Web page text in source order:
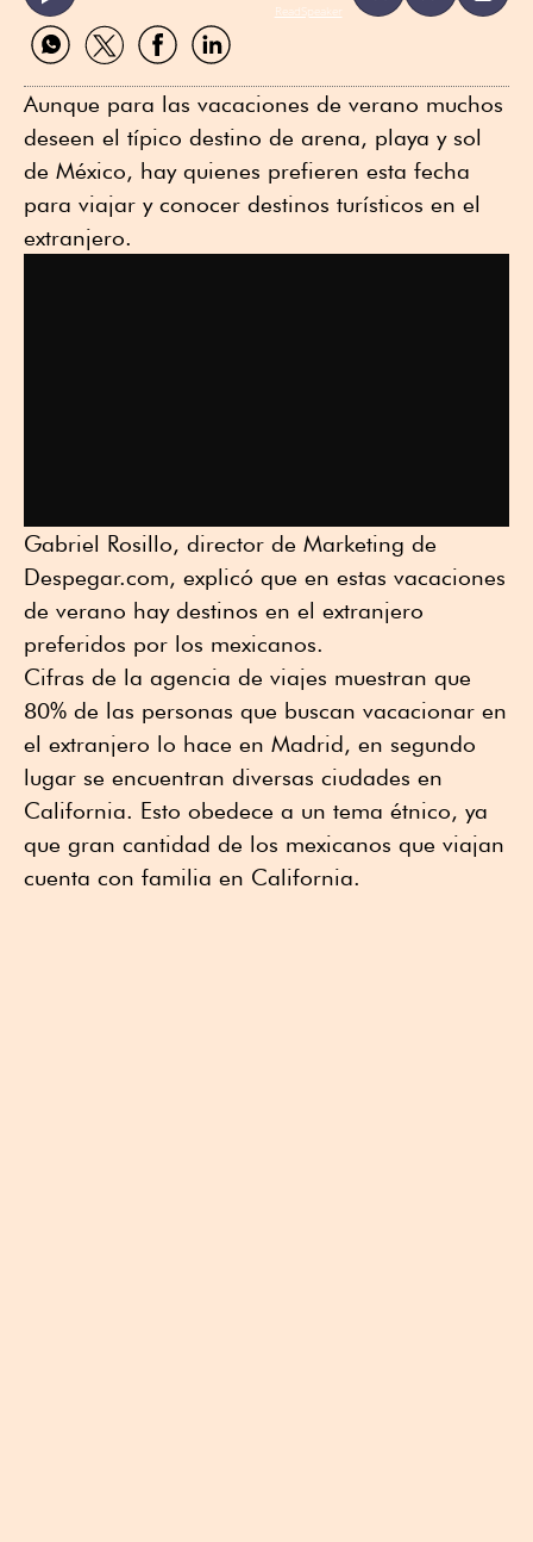
ReadSpeaker
Compartir
por
Compartir
por
Compartir
por
Compartir
por
Aunque para las vacaciones de verano muchos
deseen el típico destino de arena, playa y sol
de México, hay quienes prefieren esta fecha
para viajar y conocer destinos turísticos en el
extranjero.
Gabriel Rosillo, director de Marketing de
Despegar.com, explicó que en estas vacaciones
de verano hay destinos en el extranjero
preferidos por los mexicanos.
Cifras de la agencia de viajes muestran que
80% de las personas que buscan vacacionar en
el extranjero lo hace en Madrid, en segundo
lugar se encuentran diversas ciudades en
California. Esto obedece a un tema étnico, ya
que gran cantidad de los mexicanos que viajan
cuenta con familia en California.